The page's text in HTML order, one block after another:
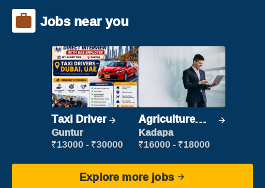
Jobs near you
Taxi Driver
Guntur
₹13000 - ₹30000
Agriculture
Labour
Kadapa
₹16000 - ₹18000
Explore more jobs